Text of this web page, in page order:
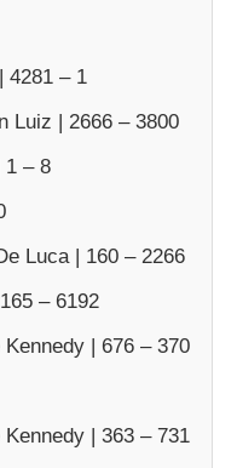
4281 – 1
Luiz | 2666 – 3800
1 – 8
Luca | 160 – 2266
– 6192
| 676 – 370
| 363 – 731